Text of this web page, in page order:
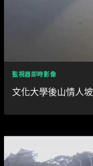
監視器即時影像
文化大學後山情人坡